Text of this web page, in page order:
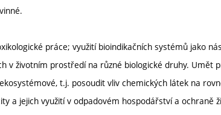
práce; využití bioindikačních systémů jako
v životním prostředí na různé biologické druhy. Umět
t.j. posoudit vliv chemických látek na
a jejich využití v odpadovém hospodářství a ochraně